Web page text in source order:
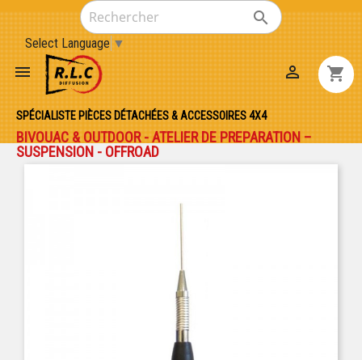

Select Language ▼
 shopping_cart

SPÉCIALISTE PIÈCES DÉTACHÉES & ACCESSOIRES 4X4
BIVOUAC & OUTDOOR - ATELIER DE PREPARATION –
SUSPENSION - OFFROAD